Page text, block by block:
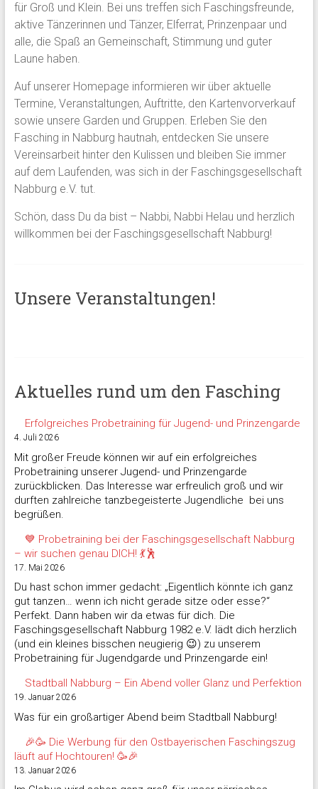
für Groß und Klein. Bei uns treffen sich Faschingsfreunde,
aktive Tänzerinnen und Tänzer, Elferrat, Prinzenpaar und
alle, die Spaß an Gemeinschaft, Stimmung und guter
Laune haben.
Auf unserer Homepage informieren wir über aktuelle
Termine, Veranstaltungen, Auftritte, den Kartenvorverkauf
sowie unsere Garden und Gruppen. Erleben Sie den
Fasching in Nabburg hautnah, entdecken Sie unsere
Vereinsarbeit hinter den Kulissen und bleiben Sie immer
auf dem Laufenden, was sich in der Faschingsgesellschaft
Nabburg e.V. tut.
Schön, dass Du da bist – Nabbi, Nabbi Helau und herzlich
willkommen bei der Faschingsgesellschaft Nabburg!
Unsere Veranstaltungen!
Aktuelles rund um den Fasching
Erfolgreiches Probetraining für Jugend- und Prinzengarde
4. Juli 2026
Mit großer Freude können wir auf ein erfolgreiches
Probetraining unserer Jugend- und Prinzengarde
zurückblicken. Das Interesse war erfreulich groß und wir
durften zahlreiche tanzbegeisterte Jugendliche bei uns
begrüßen.
💙 Probetraining bei der Faschingsgesellschaft Nabburg
– wir suchen genau DICH! 💃🕺
17. Mai 2026
Du hast schon immer gedacht: „Eigentlich könnte ich ganz
gut tanzen… wenn ich nicht gerade sitze oder esse?“
Perfekt. Dann haben wir da etwas für dich. Die
Faschingsgesellschaft Nabburg 1982 e.V. lädt dich herzlich
(und ein kleines bisschen neugierig 😉) zu unserem
Probetraining für Jugendgarde und Prinzengarde ein!
Stadtball Nabburg – Ein Abend voller Glanz und Perfektion
19. Januar 2026
Was für ein großartiger Abend beim Stadtball Nabburg!
🎉🥳 Die Werbung für den Ostbayerischen Faschingszug
läuft auf Hochtouren! 🥳🎉
13. Januar 2026